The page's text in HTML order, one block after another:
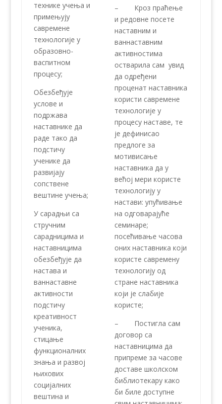
технике учења и
примењују
савремене
технологије у
образовно-
васпитном
процесу;
Обезбеђује
услове и
подржава
наставнике да
раде тако да
подстичу
ученике да
развијају
сопствене
вештине учења;
У сарадњи са
стручним
сарадницима и
наставницима
обезбеђује да
настава и
ваннаставне
активности
подстичу
креативност
ученика,
стицање
функционалних
знања и развој
њихових
социјалних
вештина и
– Кроз праћење
и редовне посете
наставним и
ваннаставним
активностима
остварила сам увид
да одређени
проценат наставника
користи савремене
технологије у
процесу наставе, те
је дефинисао
предлоге за
мотивисање
наставника да у
већој мери користе
технологију у
настави: упућивање
на одговарајуће
семинаре;
посећивање часова
оних наставника који
користе савремену
технологију од
стране наставника
који је слабије
користе;
– Постигла сам
договор са
наставницима да
припреме за часове
доставе школском
библиотекару како
би биле доступне